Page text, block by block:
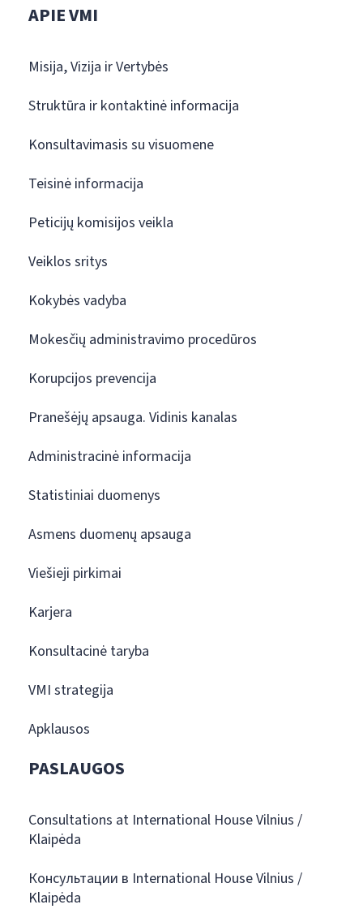
APIE VMI
Misija, Vizija ir Vertybės
Struktūra ir kontaktinė informacija
Konsultavimasis su visuomene
Teisinė informacija
Peticijų komisijos veikla
Veiklos sritys
Kokybės vadyba
Mokesčių administravimo procedūros
Korupcijos prevencija
Pranešėjų apsauga. Vidinis kanalas
Administracinė informacija
Statistiniai duomenys
Asmens duomenų apsauga
Viešieji pirkimai
Karjera
Konsultacinė taryba
VMI strategija
Apklausos
PASLAUGOS
Consultations at International House Vilnius /
Klaipėda
Консультации в International House Vilnius /
Klaipėda